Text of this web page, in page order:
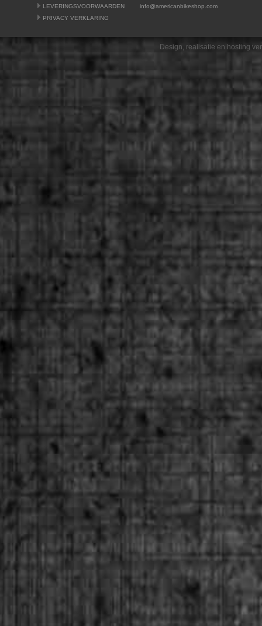
LEVERINGSVOORWAARDEN
PRIVACY VERKLARING
info@americanbikeshop.com
Design, realisatie en hosting